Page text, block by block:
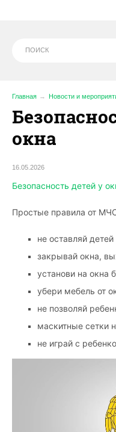
Главная Новости и
окна
16.05.2026
Безопасность детей у
Простые правила от
не оставляй
закрывай окна,
установи на окна
убери мебель от
не позволяй
маскитные сетки
не играй с